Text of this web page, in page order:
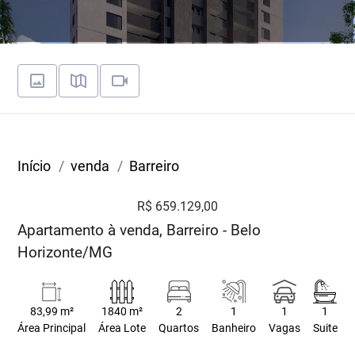
Início venda Barreiro
R$ 659.129,00
Apartamento à venda, Barreiro - Belo
Horizonte/MG
83,99 m²
Área Principal
1840 m²
Área Lote
2
Quartos
1
Banheiro
1
Vagas
1
Suite